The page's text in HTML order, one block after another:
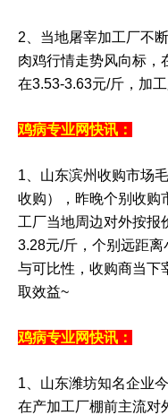
2、当地屠宰加工厂不
肉鸡行情走势风向标，
在3.53-3.63元/斤，加
鸡病专业网快讯：
1、山东滨州收购市场
收购），昨晚个别收购
工厂当地周边对外按报
3.28元/斤，个别远距
与可比性，收购商当下
取效益~
鸡病专业网快讯：
1、山东潍坊知名企业
在产加工厂棚前主流对